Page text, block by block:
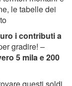
le tabelle dei
i contributi a
gradire! –
5 mila e 200